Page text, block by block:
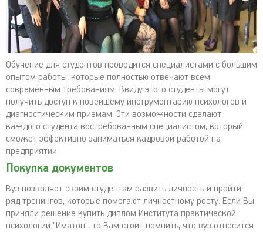
Обучение для студентов проводится специалистами с большим
опытом работы, которые полностью отвечают всем
современным требованиям. Ввиду этого студенты могут
получить доступ к новейшему инструментарию психологов и
диагностическим приемам. Эти возможности сделают
каждого студента востребованным специалистом, который
сможет эффективно заниматься кадровой работой на
предприятии.
Покупка документов
Вуз позволяет своим студентам развить личность и пройти
ряд тренингов, которые помогают личностному росту. Если Вы
приняли решение купить диплом Института практической
психологии "Иматон", то Вам стоит помнить, что вуз относится